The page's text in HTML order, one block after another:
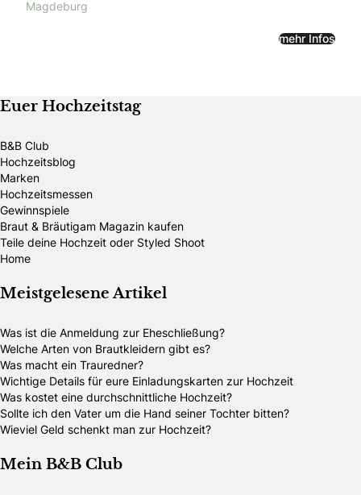
Magdeburg
mehr Infos
Euer Hochzeitstag
B&B Club
Hochzeitsblog
Marken
Hochzeitsmessen
Gewinnspiele
Braut & Bräutigam Magazin kaufen
Teile deine Hochzeit oder Styled Shoot
Home
Meistgelesene Artikel
Was ist die Anmeldung zur Eheschließung?
Welche Arten von Brautkleidern gibt es?
Was macht ein Trauredner?
Wichtige Details für eure Einladungskarten zur Hochzeit
Was kostet eine durchschnittliche Hochzeit?
Sollte ich den Vater um die Hand seiner Tochter bitten?
Wieviel Geld schenkt man zur Hochzeit?
Mein B&B Club